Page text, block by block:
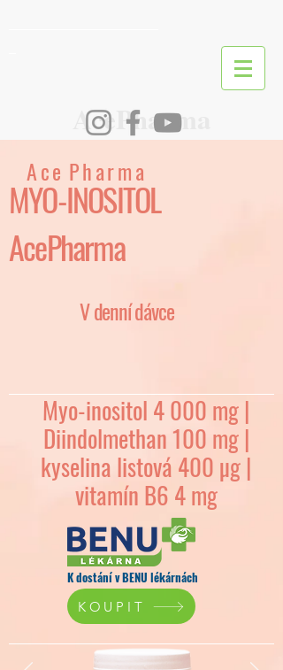
AcePharma
MYO-INOSITOL
AcePharma
Myo-inositol 4 000 mg |
Diindolmethan 100 mg |
kyselina listová 400 µg |
vitamín B6 4 mg
A c e P h a r m a
V denní dávce
K dostání v BENU lékárnách
KOUPIT